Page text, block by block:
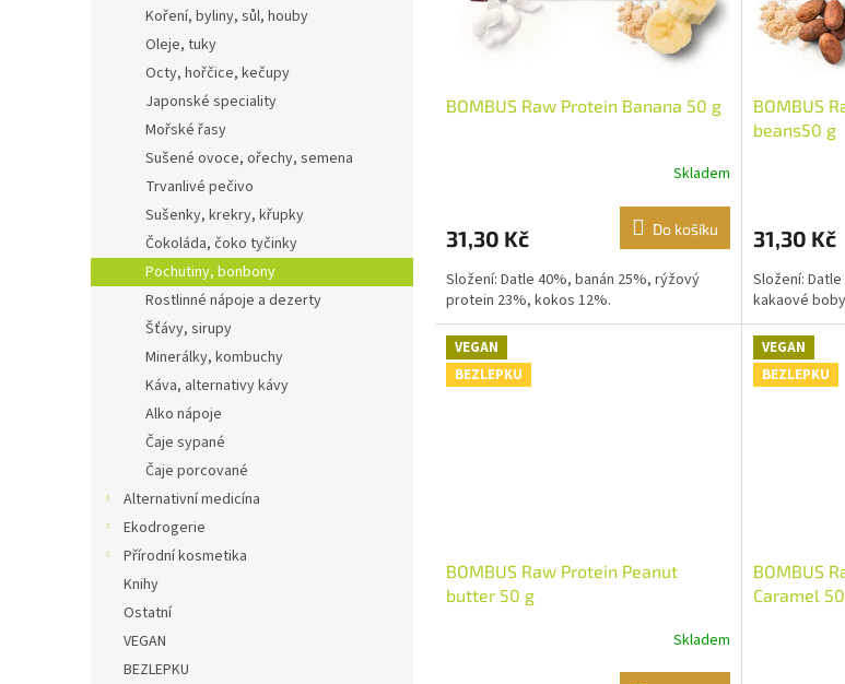
Koření, byliny, sůl, houby
Oleje, tuky
Octy, hořčice, kečupy
Japonské speciality
Mořské řasy
Sušené ovoce, ořechy, semena
Trvanlivé pečivo
Sušenky, krekry, křupky
Čokoláda, čoko tyčinky
Pochutiny, bonbony
Rostlinné nápoje a dezerty
Šťávy, sirupy
Minerálky, kombuchy
Káva, alternativy kávy
Alko nápoje
Čaje sypané
Čaje porcované
Alternativní medicína
Ekodrogerie
Přírodní kosmetika
Knihy
Ostatní
VEGAN
BEZLEPKU
BOMBUS Raw Protein Banana 50 g
Skladem
31,30 Kč Do košíku
Složení: Datle 40%, banán 25%, rýžový
protein 23%, kokos 12%.
BOMBUS
beans50 g
31,30 Kč
Složení:
kakaové
VEGAN
BEZLEPKU
BOMBUS Raw Protein Peanut
butter 50 g
Skladem
VEGAN
BEZLEPKU
BOMBUS
Caramel